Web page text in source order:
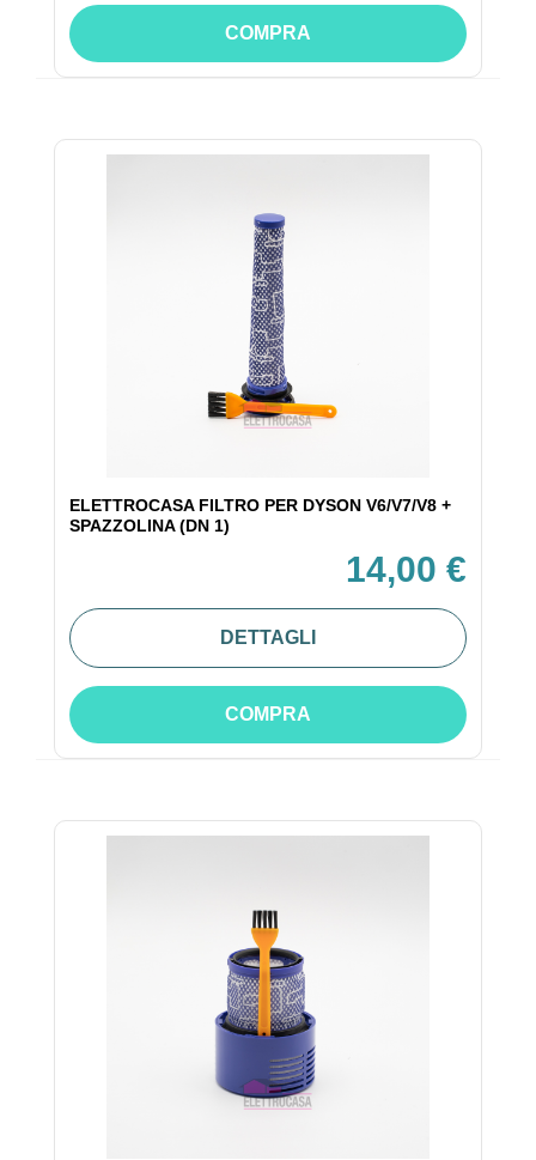
COMPRA
ELETTROCASA FILTRO PER DYSON V6/V7/V8 +
SPAZZOLINA (DN 1)
14,00 €
DETTAGLI
COMPRA